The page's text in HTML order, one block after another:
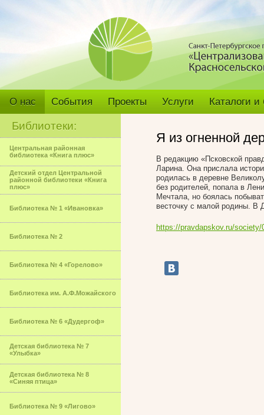
О нас События Проекты Услуги Каталоги
Библиотеки:
Центральная районная
библиотека «Книга плюс»
Детский отдел Центральной
районной библиотеки «Книга
плюс»
Библиотека № 1 «Ивановка»
Библиотека № 2
Библиотека № 4 «Горелово»
Библиотека им. А.Ф.Можайского
Библиотека № 6 «Дудергоф»
Детская библиотека № 7
«Улыбка»
Детская библиотека № 8
«Синяя птица»
Библиотека № 9 «Лигово»
Я из огненной
В редакцию «Псковской
Ларина. Она прислала
родилась в деревне
без родителей, попала в
Мечтала, но боялась
весточку с малой родины. В
https://pravdapskov.ru/society/